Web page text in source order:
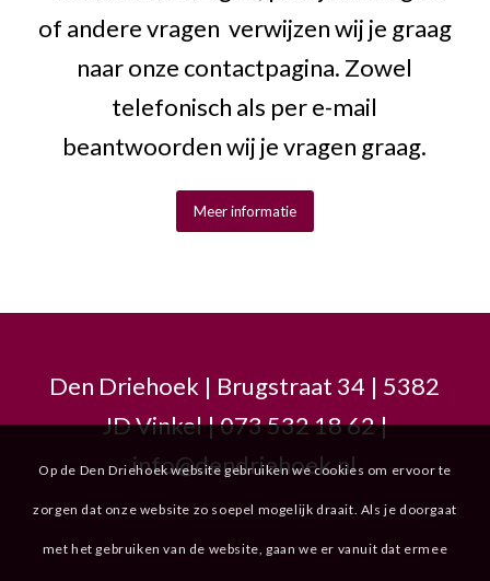
of andere vragen verwijzen wij je graag
naar onze contactpagina. Zowel
telefonisch als per e-mail
beantwoorden wij je vragen graag.
Meer informatie
Den Driehoek | Brugstraat 34 | 5382
JD Vinkel | 073 532 18 62 |
info@dendriehoek.nl
Op de Den Driehoek website gebruiken we cookies om ervoor te
zorgen dat onze website zo soepel mogelijk draait. Als je doorgaat
met het gebruiken van de website, gaan we er vanuit dat ermee